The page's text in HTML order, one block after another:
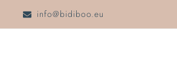
info@bidiboo.eu